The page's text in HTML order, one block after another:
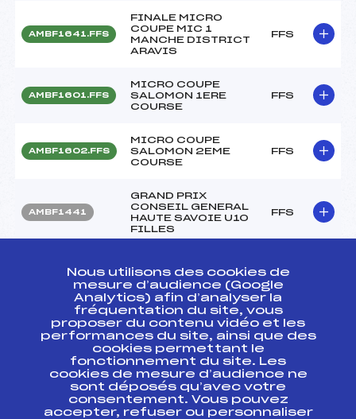
AMBF1641.FFS
FINALE MICRO
COUPE MIC 1
MANCHE DISTRICT
ARAVIS
FFS
AMBF1601.FFS
MICRO COUPE
SALOMON 1ERE
COURSE
FFS
AMBF1602.FFS
MICRO COUPE
SALOMON 2EME
COURSE
FFS
AMBF1441
GRAND PRIX
CONSEIL GENERAL
HAUTE SAVOIE U10
FILLES
FFS
AMBF1021
MANCHE ASPTT
ANNECY
FFS
AMBF1022
MICRO COUPE 2
MANCHE ASPTT
ANNECY
FFS
AMBF0752.FFS
MICRO COUPE EN 1
MANCHE DEUXIEME
COURSE
FFS
Nous utilisons des cookies de
mesure d’audience (Google
Analytics) afin d’analyser la
fréquentation du site, vous
proposer du contenu vidéo et les
performances du site, ainsi que des
cookies permettant le
fonctionnement du site. Les
cookies de mesure d’audience ne
sont déposés qu’avec votre
consentement. Vous pouvez
accepter, refuser ou personnaliser